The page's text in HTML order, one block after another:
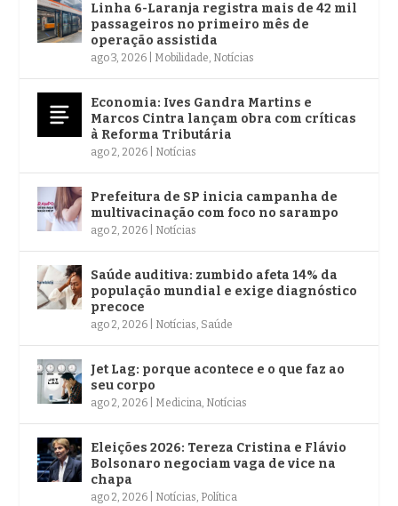
Linha 6-Laranja registra mais de 42 mil
passageiros no primeiro mês de
operação assistida
ago 3, 2026 Mobilidade, Notícias
Economia: Ives Gandra Martins e
Marcos Cintra lançam obra com críticas
à Reforma Tributária
ago 2, 2026 Notícias
Prefeitura de SP inicia campanha de
multivacinação com foco no sarampo
ago 2, 2026 Notícias
Saúde auditiva: zumbido afeta 14% da
população mundial e exige diagnóstico
precoce
ago 2, 2026 Notícias, Saúde
Jet Lag: porque acontece e o que faz ao
seu corpo
ago 2, 2026 Medicina, Notícias
Eleições 2026: Tereza Cristina e Flávio
Bolsonaro negociam vaga de vice na
chapa
ago 2, 2026 Notícias, Política